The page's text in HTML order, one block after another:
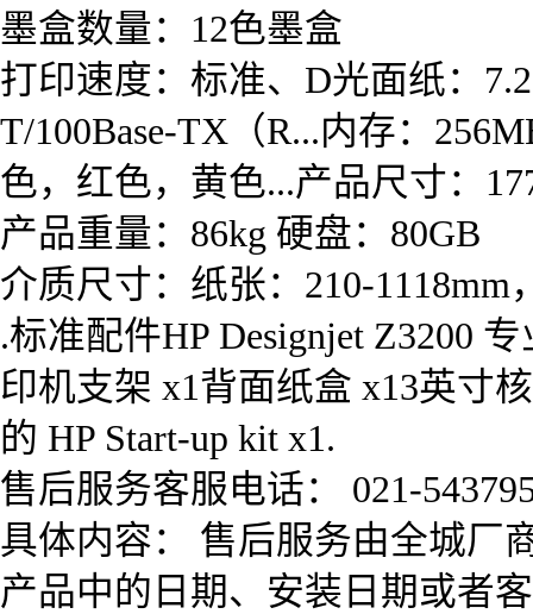
墨盒数量：12色墨盒
打印速度：标准、D光面纸：
T/100Base-TX（R...内存：
色，红色，黄色...产品尺寸：
产品重量：86kg 硬盘：80GB
介质尺寸：纸张：210-1118mm
.标准配件HP Designjet Z3200
印机支架 x1背面纸盒 x13英寸
的 HP Start-up kit x1.
售后服务客服电话： 021-
具体内容： 售后服务由全城厂
产品中的日期、安装日期或者